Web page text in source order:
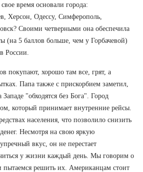
время основали города:
Херсон, Одессу, Симферополь,
Своими четверными она обеспечила
(на 5 баллов больше, чем у Горбачевой)
России.
покупают, хорошо там все, грят, а
Папа также с прискорбием заметил,
"обходятся без Бога". Город
который принимает внутренние рейсы.
населения, что позволило снизить
Несмотря на свою яркую
вкус, он не перестает
у жизни каждый день. Мы говорим о
решить их. Американцам стоит